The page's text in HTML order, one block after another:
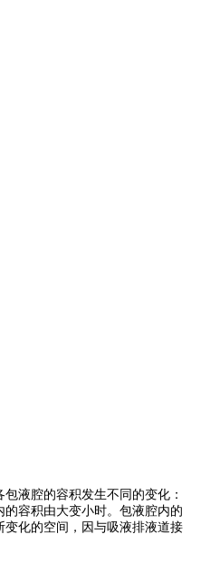
液腔的容积发生不同的变化：
容积由大变小时。包液腔内的
化的空间，因与吸液排液道接